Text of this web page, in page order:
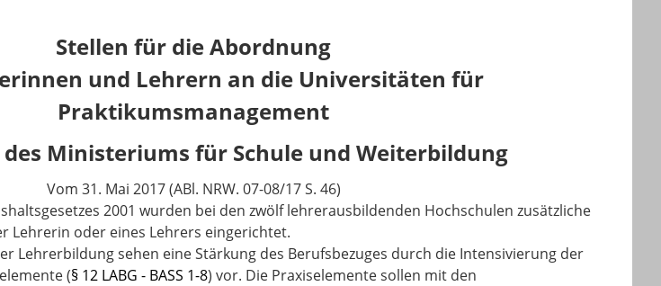
Stellen für die Abordnung
und Lehrern an die Universitäten für
Praktikumsmanagement
des Ministeriums für Schule und Weiterbildung
Vom 31. Mai 2017 (ABl. NRW. 07-08/17 S. 46)
2001 wurden bei den zwölf lehrerausbildenden Hochschulen zusätzliche
Lehrerin oder eines Lehrers eingerichtet.
Lehrerbildung sehen eine Stärkung des Berufsbezuges durch die Intensivierung der
(§ 12 LABG - BASS 1-8) vor. Die Praxiselemente sollen mit den